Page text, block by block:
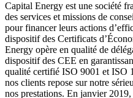
Capital Energy est une société
des services et missions de
pour financer leurs actions
dispositif des Certificats
Energy opère en qualité de
dispositif des CEE en
qualité certifié ISO 9001 et ISO
nos clients repose sur notre
nos prestations. En janvier